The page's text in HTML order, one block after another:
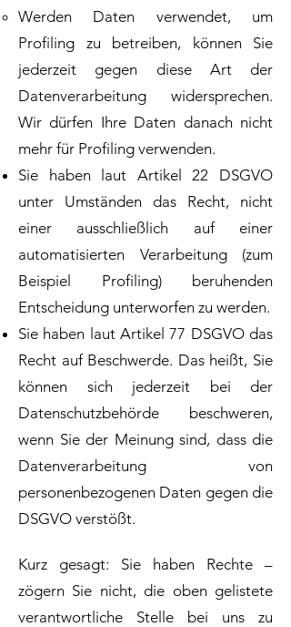
Werden Daten verwendet, um
Profiling zu betreiben, können Sie
jederzeit gegen diese Art der
Datenverarbeitung widersprechen.
Wir dürfen Ihre Daten danach nicht
mehr für Profiling verwenden.
Sie haben laut Artikel 22 DSGVO
unter Umständen das Recht, nicht
einer ausschließlich auf einer
automatisierten Verarbeitung (zum
Beispiel Profiling) beruhenden
Entscheidung unterworfen zu werden.
Sie haben laut Artikel 77 DSGVO das
Recht auf Beschwerde. Das heißt, Sie
können sich jederzeit bei der
Datenschutzbehörde beschweren,
wenn Sie der Meinung sind, dass die
Datenverarbeitung von
personenbezogenen Daten gegen die
DSGVO verstößt.
Kurz gesagt: Sie haben Rechte –
zögern Sie nicht, die oben gelistete
verantwortliche Stelle bei uns zu